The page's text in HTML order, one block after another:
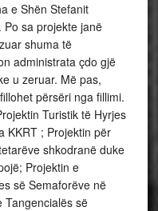
e Shën Stefanit
Po sa projekte janë
shuma të
administrata çdo gjë
u zeruar. Më pas,
përsëri nga fillimi.
Turistik të Hyrjes
KKRT ; Projektin për
shkodranë duke
Projektin e
së Semaforëve në
Tangencialës së